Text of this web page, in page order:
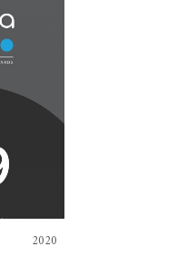
2020